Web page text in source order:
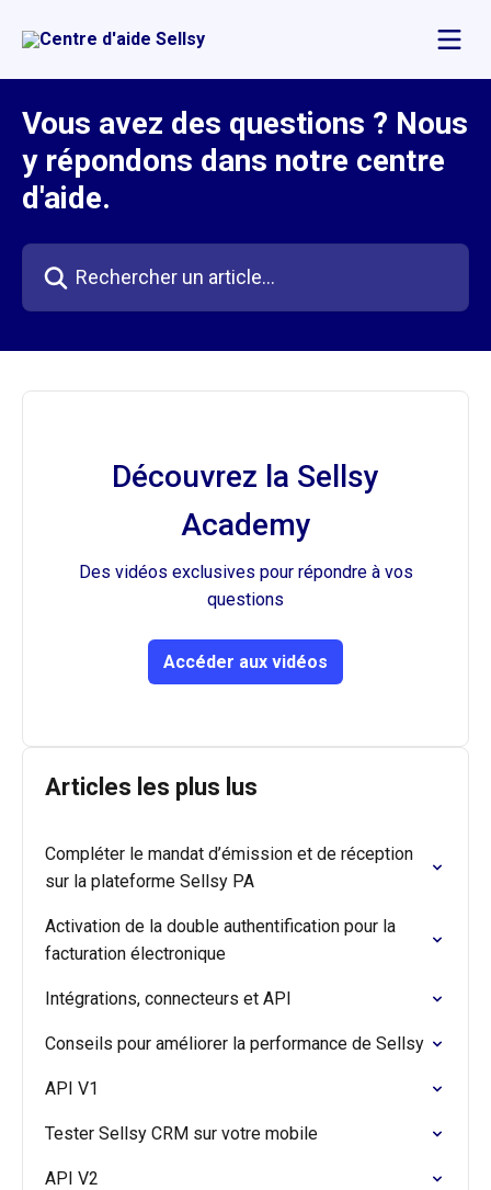
Vous avez des questions ? Nous
y répondons dans notre centre
d'aide.
Rechercher un article...
Découvrez la Sellsy
Academy
questions
Accéder aux vidéos
Articles les plus lus
Compléter le mandat d’émission et de réception
sur la plateforme Sellsy PA
Activation de la double authentification pour la
facturation électronique
Intégrations, connecteurs et API
Conseils pour améliorer la performance de Sellsy
API V1
Tester Sellsy CRM sur votre mobile
API V2